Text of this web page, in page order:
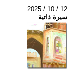
2025 / 10 / 12
سيرة ذاتية